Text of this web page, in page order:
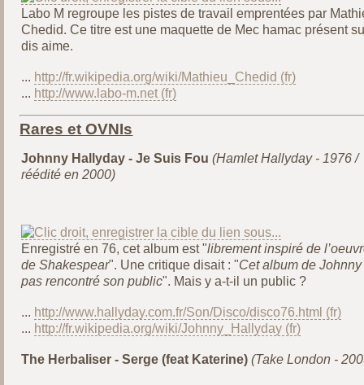
Labo M regroupe les pistes de travail emprentées par
Chedid. Ce titre est une maquette de Mec hamac présent
dis aime.
... http://fr.wikipedia.org/wiki/Mathieu_Chedid
... http://www.labo-m.net
Rares et OVNIs
Johnny Hallyday - Je Suis Fou (Hamlet Hallyday - 1976 /
réédité en 2000)
Enregistré en 76, cet album est "librement inspiré de
de Shakespear". Une critique disait : "Cet album de Johnny
pas rencontré son public". Mais y a-t-il un public ?
... http://www.hallyday.com.fr/Son/Disco/disco76.html
... http://fr.wikipedia.org/wiki/Johnny_Hallyday
The Herbaliser - Serge (feat Katerine) (Take London -